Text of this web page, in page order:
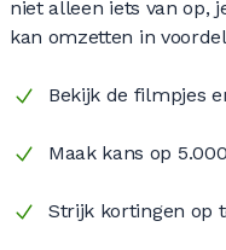
niet alleen iets van op,
kan omzetten in
Bekijk de filmpjes
Maak kans op
Strijk kortingen op